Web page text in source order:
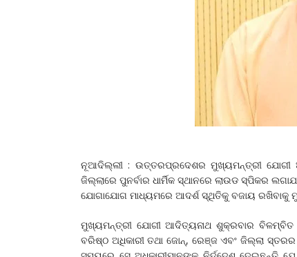
ନୂଆଦିଲ୍ଲୀ : ଉତ୍ତରପ୍ରଦେଶର ମୁଖ୍ୟମନ୍ତ୍ରୀ ଯୋଗୀ
ଜିଲ୍ଲାରେ ପୁନର୍ବାର ଧାର୍ମିକ ସ୍ଥାନରେ ଲାଉଡ ସ୍ପିକର
ଯୋଗାଯୋଗ ମାଧ୍ୟମରେ ଆଦର୍ଶ ସ୍ଥିତିକୁ ବଜାୟ ରଖିବାକୁ
ମୁଖ୍ୟମନ୍ତ୍ରୀ ଯୋଗୀ ଆଦିତ୍ୟନାଥ ଶୁକ୍ରବାର ବିଳମ୍ବିତ
ବରିଷ୍ଠ ଅଧିକାରୀ ତଥା ଜୋନ୍, ରେଞ୍ଜ ଏବଂ ଜିଲ୍ଲା